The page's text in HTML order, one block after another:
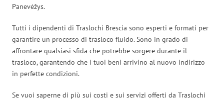
Panevėžys.
Tutti i dipendenti di Traslochi Brescia sono esperti e formati per
garantire un processo di trasloco fluido. Sono in grado di
affrontare qualsiasi sfida che potrebbe sorgere durante il
trasloco, garantendo che i tuoi beni arrivino al nuovo indirizzo
in perfette condizioni.
Se vuoi saperne di più sui costi e sui servizi offerti da Traslochi